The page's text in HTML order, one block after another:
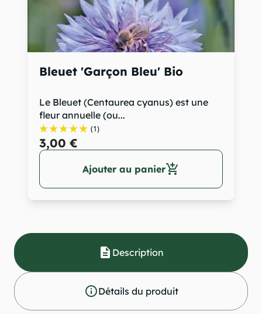
Bleuet 'Garçon Bleu' Bio
Le Bleuet (Centaurea cyanus) est une
fleur annuelle (ou...
(1)
3,00 €
Ajouter au panieradd_shopping_cart
description Description
info_outlineDétails du produit